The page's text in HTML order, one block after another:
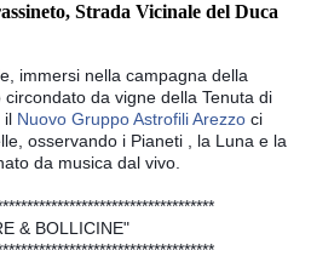
Strada Vicinale del Duca
immersi nella campagna della
da vigne della Tenuta di
il Nuovo Gruppo Astrofili Arezzo ci
osservando i Pianeti , la Luna e la
da musica dal vivo.
& BOLLICINE"